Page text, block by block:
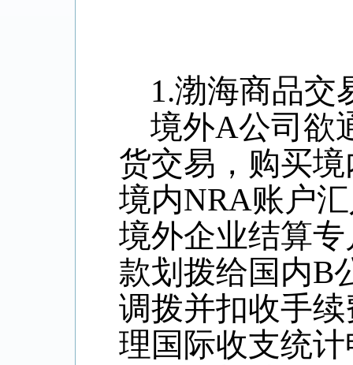
1.渤海商品交
境外A公司欲
货交易，购买境
境内NRA账户
境外企业结算
款划拨给国内B
调拨并扣收手
理国际收支统